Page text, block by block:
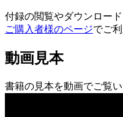
付録の閲覧やダウンロー
ご購入者様のページでご
動画見本
書籍の見本を動画でご覧